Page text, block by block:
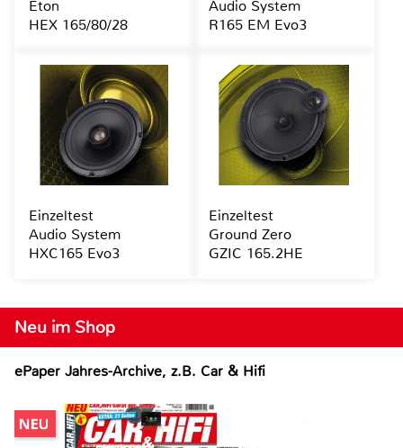
Neu im Shop
ePaper Jahres-Archive, z.B. Car & Hifi
Eton
HEX 165/80/28
Audio System
R165 EM Evo3
Einzeltest
Audio System
HXC165 Evo3
Einzeltest
Ground Zero
GZIC 165.2HE